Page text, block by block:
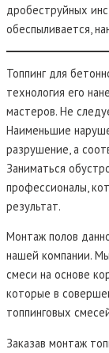
дробеструйных
обеспыливается,
Топпинг для
технология его
мастеров. Не
Наименьшие
разрушение, а
Заниматься
профессионалы,
результат.
Монтаж полов
нашей компании.
смеси на основе
которые в
топпинговых
Заказав монтаж